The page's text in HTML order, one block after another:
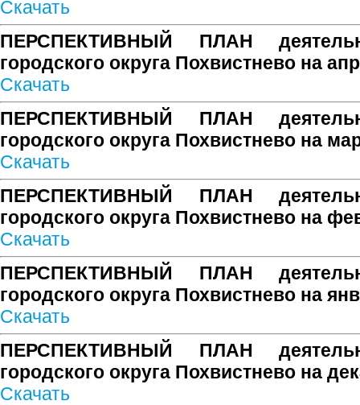
Скачать
ПЕРСПЕКТИВНЫЙ ПЛАН
городского округа Похвистнево на
Скачать
ПЕРСПЕКТИВНЫЙ ПЛАН
городского округа Похвистнево на
Скачать
ПЕРСПЕКТИВНЫЙ ПЛАН
городского округа Похвистнево на
Скачать
ПЕРСПЕКТИВНЫЙ ПЛАН
городского округа Похвистнево на
Скачать
ПЕРСПЕКТИВНЫЙ ПЛАН
городского округа Похвистнево на
Скачать